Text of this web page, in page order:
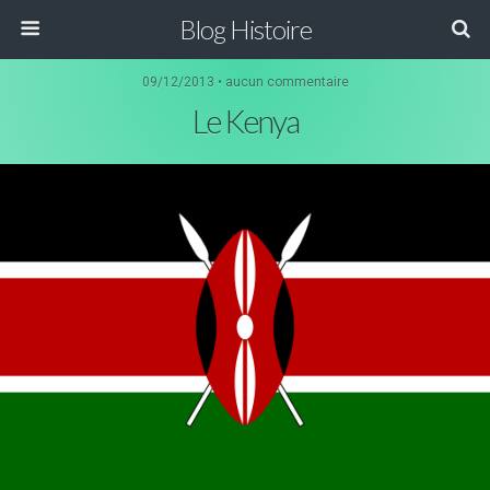
Blog Histoire
09/12/2013 • aucun commentaire
Le Kenya